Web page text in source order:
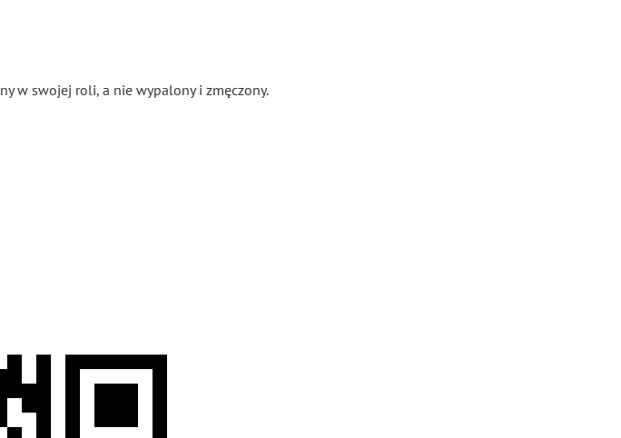
w swojej roli, a nie wypalony i zmęczony.